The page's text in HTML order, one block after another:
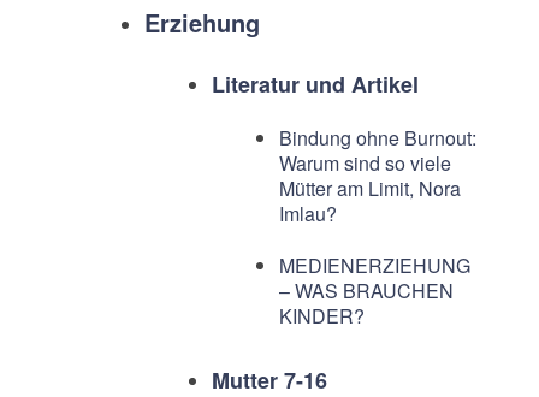
Erziehung
Literatur und Artikel
Bindung ohne Burnout:
Warum sind so viele
Mütter am Limit, Nora
Imlau?
MEDIENERZIEHUNG
– WAS BRAUCHEN
KINDER?
Mutter 7-16